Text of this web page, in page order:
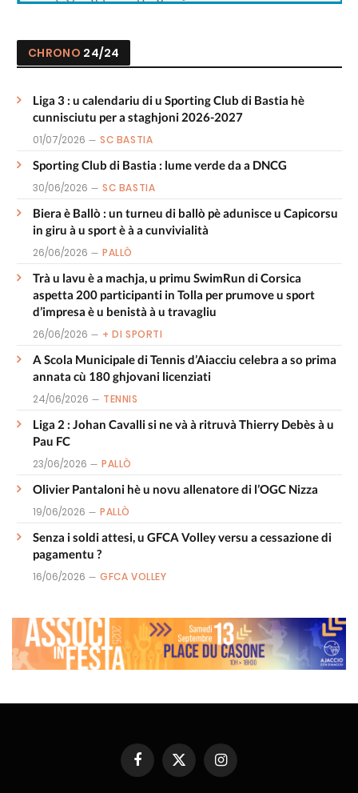
CHRONO 24/24
Liga 3 : u calendariu di u Sporting Club di Bastia hè
cunnisciutu per a staghjoni 2026-2027
01/07/2026 SC BASTIA
Sporting Club di Bastia : lume verde da a DNCG
30/06/2026 SC BASTIA
Biera è Ballò : un turneu di ballò pè adunisce u Capicorsu
in giru à u sport è à a cunvivialità
26/06/2026 PALLÒ
Trà u lavu è a machja, u primu SwimRun di Corsica
aspetta 200 participanti in Tolla per prumove u sport
d’impresa è u benistà à u travagliu
26/06/2026 + DI SPORTI
A Scola Municipale di Tennis d’Aiacciu celebra a so prima
annata cù 180 ghjovani licenziati
24/06/2026 TENNIS
Liga 2 : Johan Cavalli si ne và à ritruvà Thierry Debès à u
Pau FC
23/06/2026 PALLÒ
Olivier Pantaloni hè u novu allenatore di l’OGC Nizza
19/06/2026 PALLÒ
Senza i soldi attesi, u GFCA Volley versu a cessazione di
pagamentu ?
16/06/2026 GFCA VOLLEY
FacebookX
(Twitter)
Instagram